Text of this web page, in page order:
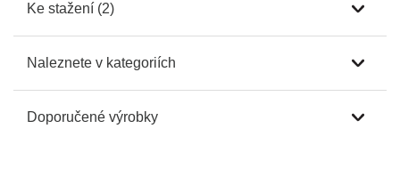
Ke stažení (2)
Naleznete v kategoriích
Doporučené výrobky